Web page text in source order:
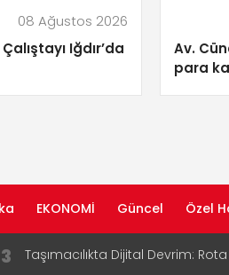
08 Ağustos 2026
Iğdır’da
Av.
para
EKONOMİ Güncel Özel
Aksaray OSB Bölge Müdürü